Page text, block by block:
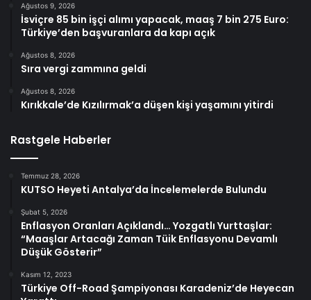
Ağustos 9, 2026
İsviçre 85 bin işçi alımı yapacak, maaş 7 bin 275 Euro:
Türkiye’den başvuranlara da kapı açık
Ağustos 8, 2026
Sıra vergi zammına geldi
Ağustos 8, 2026
Kırıkkale’de Kızılırmak’a düşen kişi yaşamını yitirdi
Rastgele Haberler
Temmuz 28, 2026
KUTSO Heyeti Antalya’da İncelemelerde Bulundu
Şubat 5, 2026
Enflasyon Oranları Açıklandı… Yozgatlı Yurttaşlar:
“Maaşlar Artacağı Zaman Tüik Enflasyonu Devamlı
Düşük Gösterir”
Kasım 12, 2023
Türkiye Off-Road Şampiyonası Karadeniz’de Heyecan